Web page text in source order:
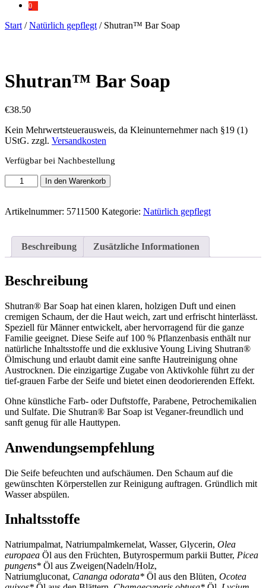
0
Start /Natürlich gepflegt / Shutran™ Bar Soap
Shutran™ Bar Soap
€38.50
Kein Mehrwertsteuerausweis, da Kleinunternehmer nach §19 (1)
UStG. zzgl. Versandkosten
Verfügbar bei Nachbestellung
Shutran™
Bar
Menge
In den Warenkorb
Artikelnummer: 5711500 Kategorie: Natürlich gepflegt
Beschreibung Zusätzliche Informationen
Beschreibung
Shutran® Bar Soap hat einen klaren, holzigen Duft und einen
cremigen Schaum, der die Haut weich, zart und erfrischt hinterlässt.
Speziell für Männer entwickelt, aber hervorragend für die ganze
Familie geeignet. Diese Seife auf 100 % Pflanzenbasis enthält nur
natürliche Inhaltsstoffe und die exklusive Young Living Shutran®
Ölmischung und erlaubt damit eine sanfte Hautreinigung ohne
Austrocknen. Die einzigartige Zugabe von Aktivkohle führt zu der
tief-grauen Farbe der Seife und bietet einen deodorierenden Effekt.
Ohne künstliche Farb- oder Duftstoffe, Parabene, Petrochemikalien
und Sulfate. Die Shutran® Bar Soap ist Veganer-freundlich und
sanft genug für alle Hauttypen.
Anwendungsempfehlung
Die Seife befeuchten und aufschäumen. Den Schaum auf die
gewünschten Körperstellen zur Reinigung auftragen. Gründlich mit
Wasser abspülen.
Inhaltsstoffe
Natriumpalmat, Natriumpalmkernelat, Wasser, Glycerin, Olea
europaea Öl aus den Früchten, Butyrospermum parkii Butter, Picea
pungens* Öl aus Zweigen(Nadeln/Holz,
Natriumgluconat, Cananga odorata* Öl aus den Blüten, Ocotea